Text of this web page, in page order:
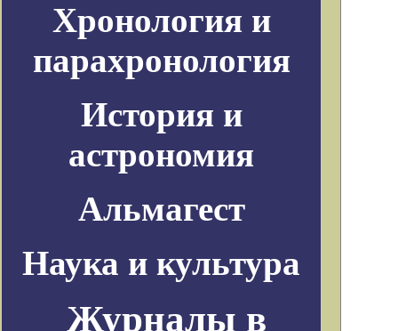
Хронология и
парахронология
История и
астрономия
Альмагест
Наука и культура
Журналы в